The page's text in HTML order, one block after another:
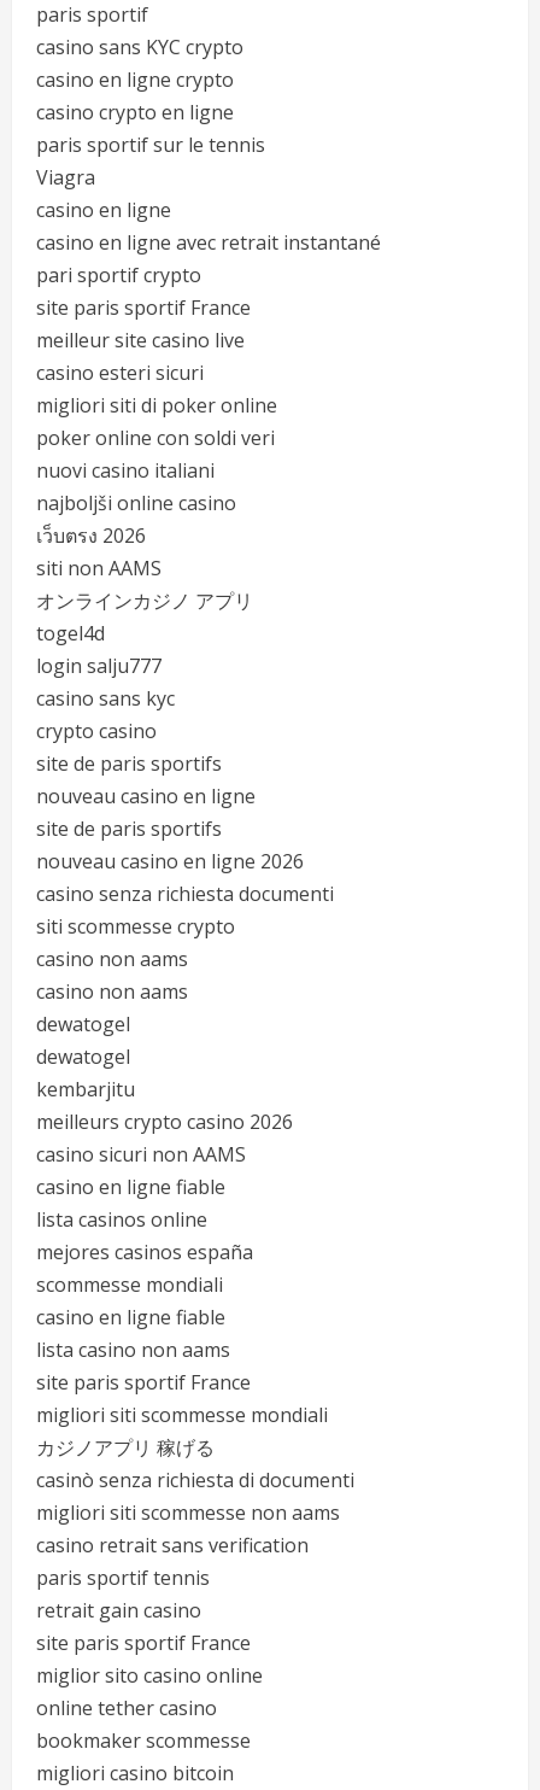
paris sportif
casino sans KYC crypto
casino en ligne crypto
casino crypto en ligne
paris sportif sur le tennis
Viagra
casino en ligne
casino en ligne avec retrait instantané
pari sportif crypto
site paris sportif France
meilleur site casino live
casino esteri sicuri
migliori siti di poker online
poker online con soldi veri
nuovi casino italiani
najboljši online casino
เว็บตรง 2026
siti non AAMS
オンラインカジノ アプリ
togel4d
login salju777
casino sans kyc
crypto casino
site de paris sportifs
nouveau casino en ligne
site de paris sportifs
nouveau casino en ligne 2026
casino senza richiesta documenti
siti scommesse crypto
casino non aams
casino non aams
dewatogel
dewatogel
kembarjitu
meilleurs crypto casino 2026
casino sicuri non AAMS
casino en ligne fiable
lista casinos online
mejores casinos españa
scommesse mondiali
casino en ligne fiable
lista casino non aams
site paris sportif France
migliori siti scommesse mondiali
カジノアプリ 稼げる
casinò senza richiesta di documenti
migliori siti scommesse non aams
casino retrait sans verification
paris sportif tennis
retrait gain casino
site paris sportif France
miglior sito casino online
online tether casino
bookmaker scommesse
migliori casino bitcoin